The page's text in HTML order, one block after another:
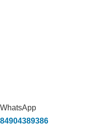
WhatsApp
84904389386